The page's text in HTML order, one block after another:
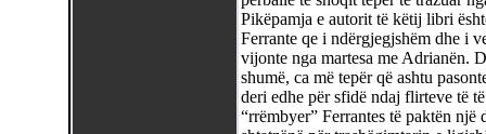
Pikëpamja e autorit të këtij libri
Ferrante qe i ndërgjegjshëm dhe i
vijonte nga martesa me Adrianën.
shumë, ca më tepër që ashtu
deri edhe për sfidë ndaj flirteve të
“rrëmbyer” Ferrantes të paktën një